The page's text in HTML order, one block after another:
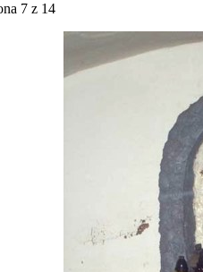
7 z 14